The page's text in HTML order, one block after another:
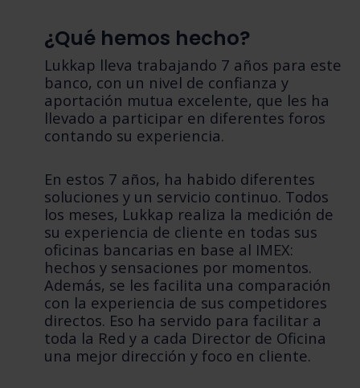
¿Qué hemos hecho?
Lukkap lleva trabajando 7 años para este
banco, con un nivel de confianza y
aportación mutua excelente, que les ha
llevado a participar en diferentes foros
contando su experiencia.
En estos 7 años, ha habido diferentes
soluciones y un servicio continuo. Todos
los meses, Lukkap realiza la medición de
su experiencia de cliente en todas sus
oficinas bancarias en base al IMEX:
hechos y sensaciones por momentos.
Además, se les facilita una comparación
con la experiencia de sus competidores
directos. Eso ha servido para facilitar a
toda la Red y a cada Director de Oficina
una mejor dirección y foco en cliente.